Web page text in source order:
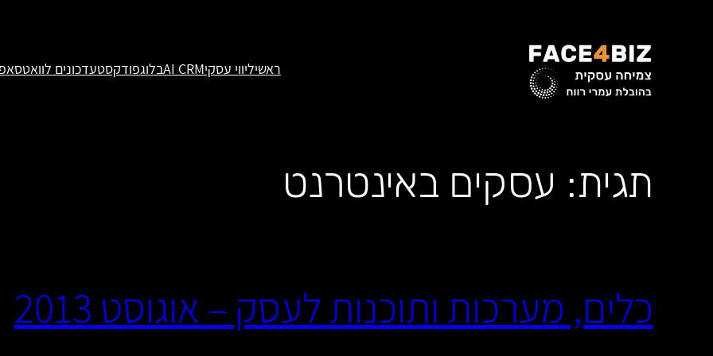
ראשיליווי עסקיAI CRMבלוגפודקסטעדכונים לוואטסאפ
תגית: עסקים באינטרנט
כלים, מערכות ותוכנות לעסק – אוגוסט 2013